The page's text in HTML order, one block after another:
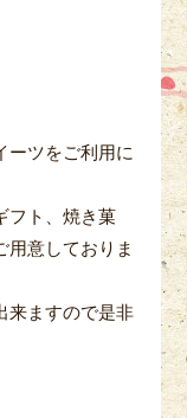
ーツをご利用に
フト、焼き菓
用意しておりま
来ますので是非